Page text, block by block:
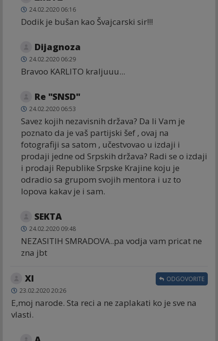
24.02.2020 06:16
Dodik je bušan kao Švajcarski sir!!!
Dijagnoza
24.02.2020 06:29
Bravoo KARLITO kraljuuu...
Re "SNSD"
24.02.2020 06:53
Savez kojih nezavisnih država? Da li Vam je
poznato da je vaš partijski šef , ovaj na
fotografiji sa satom , učestvovao u izdaji i
prodaji jedne od Srpskih država? Radi se o izdaji
i prodaji Republike Srpske Krajine koju je
odradio sa grupom svojih mentora i uz to
lopova kakav je i sam.
SEKTA
24.02.2020 09:48
NEZASITIH SMRADOVA..pa vodja vam pricat ne
zna jbt
Xl
23.02.2020 20:26
E,moj narode. Sta reci a ne zaplakati ko je sve na
vlasti.
ODGOVORITE